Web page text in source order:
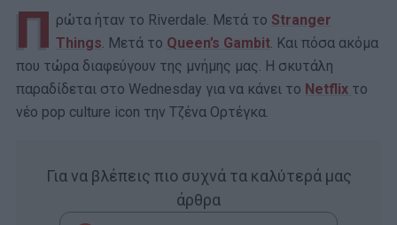
Π ρώτα ήταν το Riverdale. Μετά το Stranger
Things. Μετά το Queen’s Gambit. Και πόσα ακόμα
που τώρα διαφεύγουν της μνήμης μας. Η σκυτάλη
παραδίδεται στο Wednesday για να κάνει το Netflix το
νέο pop culture icon την Τζένα Ορτέγκα.
Για να βλέπεις πιο συχνά τα καλύτερά μας
άρθρα